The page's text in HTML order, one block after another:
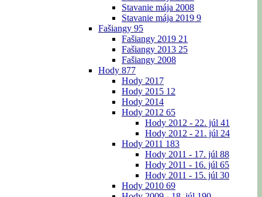
Stavanie mája 2008
Stavanie mája 2019 9
Fašiangy 95
Fašiangy 2019 21
Fašiangy 2013 25
Fašiangy 2008
Hody 877
Hody 2017
Hody 2015 12
Hody 2014
Hody 2012 65
Hody 2012 - 22. júl 41
Hody 2012 - 21. júl 24
Hody 2011 183
Hody 2011 - 17. júl 88
Hody 2011 - 16. júl 65
Hody 2011 - 15. júl 30
Hody 2010 69